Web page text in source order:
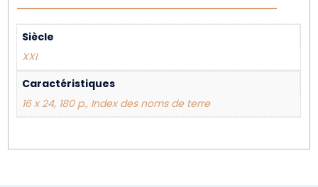
Siècle
XXI
Caractéristiques
16 x 24, 180 p., Index des noms de terre